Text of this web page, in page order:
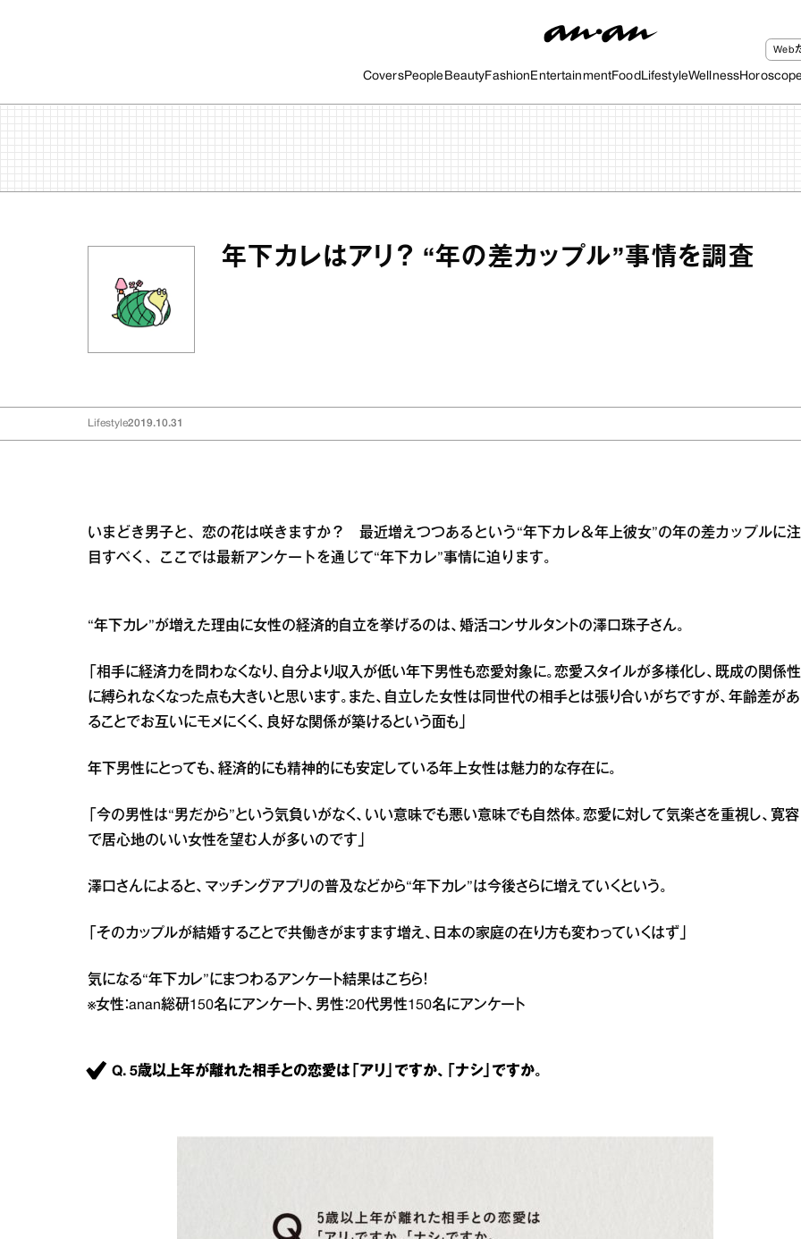
CoversPeople BeautyFashion EntertainmentFood LifestyleWellness
Web
年下カレはアリ？ “年の差カップル”事情を調査
Lifestyle2019.10.31
いまどき男子と、恋の花は咲きますか？ 最近増えつつあるという“年下カレ＆年上彼女”の年の差カップルに注
目すべく、ここでは最新アンケートを通じて“年下カレ”事情に迫ります。
“年下カレ”が増えた理由に女性の経済的自立を挙げるのは、婚活コンサルタントの澤口珠子さん。
「相手に経済力を問わなくなり、自分より収入が低い年下男性も恋愛対象に。恋愛スタイルが多様化し、既成の関係性
に縛られなくなった点も大きいと思います。また、自立した女性は同世代の相手とは張り合いがちですが、年齢差があ
ることでお互いにモメにくく、良好な関係が築けるという面も」
年下男性にとっても、経済的にも精神的にも安定している年上女性は魅力的な存在に。
「今の男性は“男だから”という気負いがなく、いい意味でも悪い意味でも自然体。恋愛に対して気楽さを重視し、寛容
で居心地のいい女性を望む人が多いのです」
澤口さんによると、マッチングアプリの普及などから“年下カレ”は今後さらに増えていくという。
「そのカップルが結婚することで共働きがますます増え、日本の家庭の在り方も変わっていくはず」
気になる“年下カレ”にまつわるアンケート結果はこちら！
※女性：anan総研150名にアンケート、男性：20代男性150名にアンケート
Q. 5歳以上年が離れた相手との恋愛は「アリ」ですか、「ナシ」ですか。